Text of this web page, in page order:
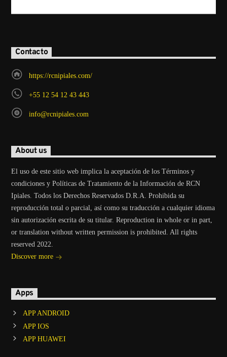
Contacto
https://rcnipiales.com/
+55 12 54 12 43 443
info@rcnipiales.com
About us
El uso de este sitio web implica la aceptación de los Términos y
condiciones y Políticas de Tratamiento de la Información de RCN
Ipiales. Todos los Derechos Reservados D.R.A. Prohibida su
reproducción total o parcial, así como su traducción a cualquier idioma
sin autorización escrita de su titular. Reproduction in whole or in part,
or translation without written permission is prohibited. All rights
reserved 2022.
Discover more
Apps
APP ANDROID
APP IOS
APP HUAWEI